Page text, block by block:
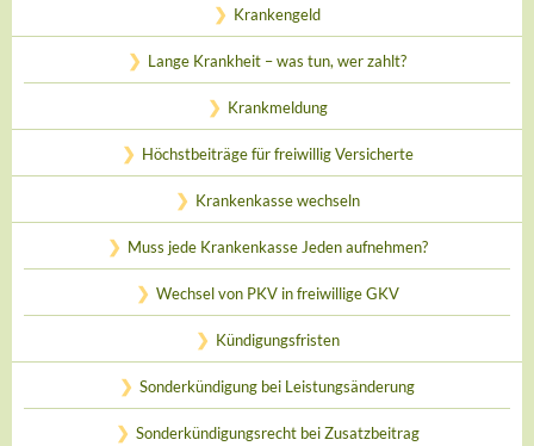
Krankengeld
Lange Krankheit – was tun, wer zahlt?
Krankmeldung
Höchstbeiträge für freiwillig Versicherte
Krankenkasse wechseln
Muss jede Krankenkasse Jeden aufnehmen?
Wechsel von PKV in freiwillige GKV
Kündigungsfristen
Sonderkündigung bei Leistungsänderung
Sonderkündigungsrecht bei Zusatzbeitrag